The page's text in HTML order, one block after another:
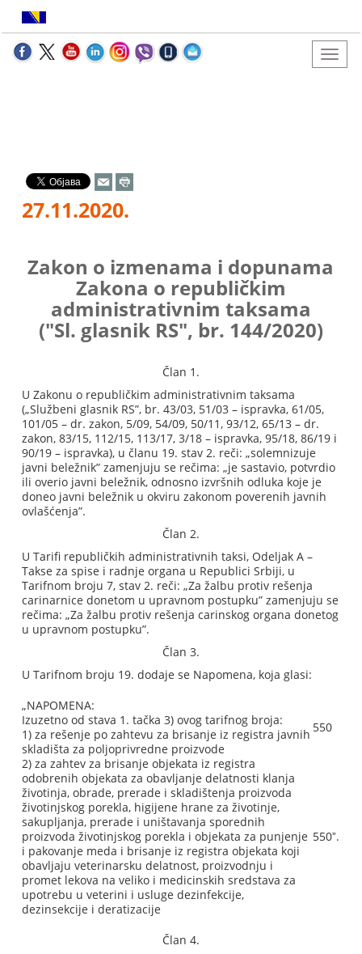
27.11.2020.
Zakon o izmenama i dopunama
Zakona o republičkim
administrativnim taksama
("Sl. glasnik RS", br. 144/2020)
Član 1.
U Zakonu o republičkim administrativnim taksama
(„Službeni glasnik RS”, br. 43/03, 51/03 – ispravka, 61/05,
101/05 – dr. zakon, 5/09, 54/09, 50/11, 93/12, 65/13 – dr.
zakon, 83/15, 112/15, 113/17, 3/18 – ispravka, 95/18, 86/19 i
90/19 – ispravka), u članu 19. stav 2. reči: „solemnizuje
javni beležnik” zamenjuju se rečima: „je sastavio, potvrdio
ili overio javni beležnik, odnosno izvršnih odluka koje je
doneo javni beležnik u okviru zakonom poverenih javnih
ovlašćenja”.
Član 2.
U Tarifi republičkih administrativnih taksi, Odeljak A –
Takse za spise i radnje organa u Republici Srbiji, u
Tarifnom broju 7, stav 2. reči: „Za žalbu protiv rešenja
carinarnice donetom u upravnom postupku” zamenjuju se
rečima: „Za žalbu protiv rešenja carinskog organa donetog
u upravnom postupku”.
Član 3.
U Tarifnom broju 19. dodaje se Napomena, koja glasi:
„NAPOMENA:
Izuzetno od stava 1. tačka 3) ovog tarifnog broja:
1) za rešenje po zahtevu za brisanje iz registra javnih
skladišta za poljoprivredne proizvode
550
2) za zahtev za brisanje objekata iz registra
odobrenih objekata za obavljanje delatnosti klanja
životinja, obrade, prerade i skladištenja proizvoda
životinjskog porekla, higijene hrane za životinje,
sakupljanja, prerade i uništavanja sporednih
proizvoda životinjskog porekla i objekata za punjenje
i pakovanje meda i brisanje iz registra objekata koji
obavljaju veterinarsku delatnost, proizvodnju i
promet lekova na veliko i medicinskih sredstava za
upotrebu u veterini i usluge dezinfekcije,
dezinsekcije i deratizacije
550ˮ.
Član 4.